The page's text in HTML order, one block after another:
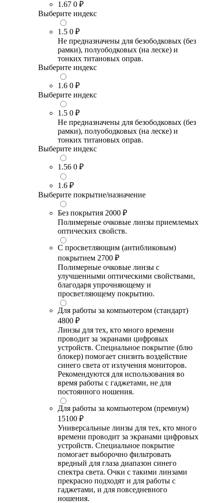
1.67 0 ₽
Выберите индекс
1.5 0 ₽
Не предназначены для безободковых (без
рамки), полуободковых (на леске) и
тонких титановых оправ.
Выберите индекс
1.6 0 ₽
Выберите индекс
1.5 0 ₽
Не предназначены для безободковых (без
рамки), полуободковых (на леске) и
тонких титановых оправ.
Выберите индекс
1.56 0 ₽
1.6 ₽
Выберите покрытие/назначение
Без покрытия 2000 ₽
Полимерные очковые линзы приемлемых
оптических свойств.
С просветляющим (антибликовым)
покрытием 2700 ₽
Полимерные очковые линзы с
улучшенными оптическими свойствами,
благодаря упрочняющему и
просветляющему покрытию.
Для работы за компьютером (стандарт)
4800 ₽
Линзы для тех, кто много времени
проводит за экранами цифровых
устройств. Специальное покрытие (блю
блокер) помогает снизить воздействие
синего света от излучения мониторов.
Рекомендуются для использования во
время работы с гаджетами, не для
постоянного ношения.
Для работы за компьютером (премиум)
15100 ₽
Универсальные линзы для тех, кто много
времени проводит за экранами цифровых
устройств. Специальное покрытие
помогает выборочно фильтровать
вредный для глаза диапазон синего
спектра света. Очки с такими линзами
прекрасно подходят и для работы с
гаджетами, и для повседневного
ношения.